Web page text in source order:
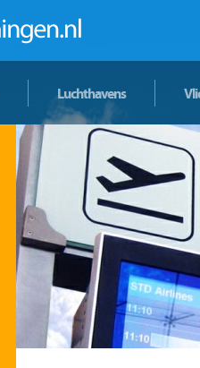
Luchthavens